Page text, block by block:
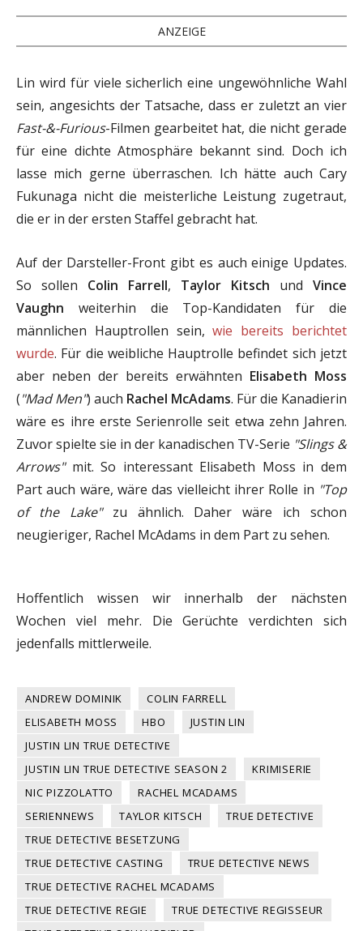
ANZEIGE
Lin wird für viele sicherlich eine ungewöhnliche Wahl
sein, angesichts der Tatsache, dass er zuletzt an vier
Fast-&-Furious-Filmen gearbeitet hat, die nicht gerade
für eine dichte Atmosphäre bekannt sind. Doch ich
lasse mich gerne überraschen. Ich hätte auch Cary
Fukunaga nicht die meisterliche Leistung zugetraut,
die er in der ersten Staffel gebracht hat.
Auf der Darsteller-Front gibt es auch einige Updates.
So sollen Colin Farrell, Taylor Kitsch und Vince
Vaughn weiterhin die Top-Kandidaten für die
männlichen Hauptrollen sein,wie bereits berichtet
wurde. Für die weibliche Hauptrolle befindet sich jetzt
aber neben der bereits erwähnten Elisabeth Moss
("Mad Men") auch Rachel McAdams. Für die Kanadierin
wäre es ihre erste Serienrolle seit etwa zehn Jahren.
Zuvor spielte sie in der kanadischen TV-Serie "Slings &
Arrows"mit. So interessant Elisabeth Moss in dem
Part auch wäre, wäre das vielleicht ihrer Rolle in "Top
of the Lake"zu ähnlich. Daher wäre ich schon
neugieriger, Rachel McAdams in dem Part zu sehen.
Hoffentlich wissen wir innerhalb der nächsten
Wochen viel mehr. Die Gerüchte verdichten sich
jedenfalls mittlerweile.
ANDREW DOMINIK
COLIN FARRELL
ELISABETH MOSS
HBO
JUSTIN LIN
JUSTIN LIN TRUE DETECTIVE
JUSTIN LIN TRUE DETECTIVE SEASON 2
KRIMISERIE
NIC PIZZOLATTO
RACHEL MCADAMS
SERIENNEWS
TAYLOR KITSCH
TRUE DETECTIVE
TRUE DETECTIVE BESETZUNG
TRUE DETECTIVE CASTING
TRUE DETECTIVE NEWS
TRUE DETECTIVE RACHEL MCADAMS
TRUE DETECTIVE REGIE
TRUE DETECTIVE REGISSEUR